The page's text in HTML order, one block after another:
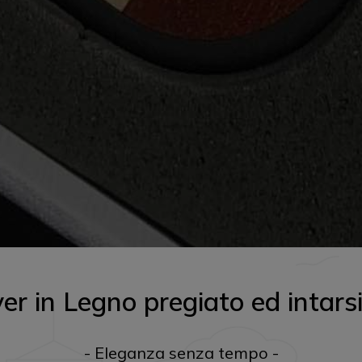
in Legno pregiato ed
- Eleganza senza tempo -